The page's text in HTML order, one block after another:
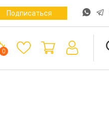
Подписаться
0